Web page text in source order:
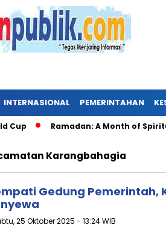
INTERNASIONAL PEMERINTAHAN
Ramadan: A Month of
Karangbahagia
Gedung Pemerintah,
25 Oktober 2025 - 13:24 WIB